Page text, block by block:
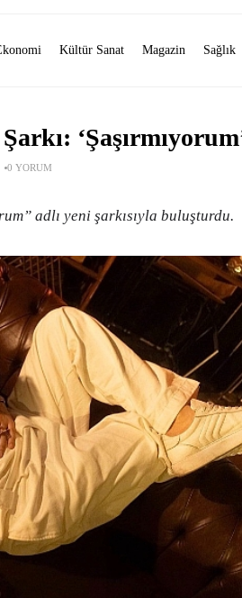
Kültür Sanat Magazin Sağlık
0 YORUM
adlı yeni şarkısıyla buluşturdu.